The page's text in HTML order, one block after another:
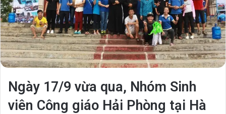
Ngày 17/9 vừa qua, Nhóm Sinh
viên Công giáo Hải Phòng tại Hà